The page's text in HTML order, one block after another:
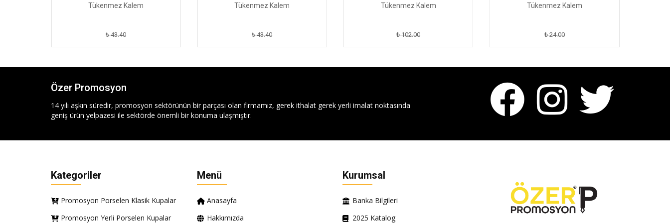
Tükenmez Kalem
₺ 43.40
Tükenmez Kalem
₺ 43.40
Tükenmez Kalem
₺ 102.00
Tükenmez Kalem
₺ 24.00
Özer Promosyon
14 yılı aşkın süredir, promosyon sektörünün bir parçası olan firmamız, gerek ithalat gerek yerli imalat noktasında
geniş ürün yelpazesi ile sektörde önemli bir konuma ulaşmıştır.
Kategoriler
Promosyon Porselen Klasik Kupalar
Promosyon Yerli Porselen Kupalar
Menü
Anasayfa
Hakkımızda
Kurumsal
Banka Bilgileri
2025 Katalog